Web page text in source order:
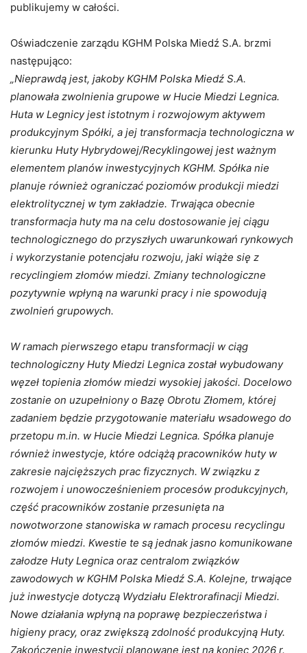
publikujemy w całości.
Oświadczenie zarządu KGHM Polska Miedź S.A. brzmi
następująco:
„Nieprawdą jest, jakoby KGHM Polska Miedź S.A.
planowała zwolnienia grupowe w Hucie Miedzi Legnica.
Huta w Legnicy jest istotnym i rozwojowym aktywem
produkcyjnym Spółki, a jej transformacja technologiczna w
kierunku Huty Hybrydowej/Recyklingowej jest ważnym
elementem planów inwestycyjnych KGHM. Spółka nie
planuje również ograniczać poziomów produkcji miedzi
elektrolitycznej w tym zakładzie. Trwająca obecnie
transformacja huty ma na celu dostosowanie jej ciągu
technologicznego do przyszłych uwarunkowań rynkowych
i wykorzystanie potencjału rozwoju, jaki wiąże się z
recyclingiem złomów miedzi. Zmiany technologiczne
pozytywnie wpłyną na warunki pracy i nie spowodują
zwolnień grupowych.
W ramach pierwszego etapu transformacji w ciąg
technologiczny Huty Miedzi Legnica został wybudowany
węzeł topienia złomów miedzi wysokiej jakości. Docelowo
zostanie on uzupełniony o Bazę Obrotu Złomem, której
zadaniem będzie przygotowanie materiału wsadowego do
przetopu m.in. w Hucie Miedzi Legnica. Spółka planuje
również inwestycje, które odciążą pracowników huty w
zakresie najcięższych prac fizycznych. W związku z
rozwojem i unowocześnieniem procesów produkcyjnych,
część pracowników zostanie przesunięta na
nowotworzone stanowiska w ramach procesu recyclingu
złomów miedzi. Kwestie te są jednak jasno komunikowane
załodze Huty Legnica oraz centralom związków
zawodowych w KGHM Polska Miedź S.A. Kolejne, trwające
już inwestycje dotyczą Wydziału Elektrorafinacji Miedzi.
Nowe działania wpłyną na poprawę bezpieczeństwa i
higieny pracy, oraz zwiększą zdolność produkcyjną Huty.
Zakończenie inwestycji planowane jest na koniec 2026 r.